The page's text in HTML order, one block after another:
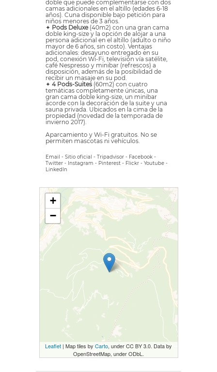
doble que puede complementarse con dos
camas adicionales en el altillo (edades 6-18
años). Cuna disponible bajo petición para
niños menores de 3 años.
✦ Pods Deluxe(40m2) con una gran cama
doble king-size y la opción de alojar a una
persona adicional en el altillo (adulto o niño
mayor de 6 años, sin costo). Ventajas
adicionales: desayuno entregado en su
pod, conexión Wi-Fi, televisión vía satélite,
café Nespresso y minibar (refrescos) a
disposición, además de la posibilidad de
recibir un masaje en su pod.
✦ 4 Pods-Suites (60m2) con cuatro
temáticas completamente únicas, una
gran cama doble king-size, un minibar
acorde con la decoración de la suite y una
sauna privada. Ubicados en la cima de la
propiedad (novedad de la temporada de
invierno 2017).
Aparcamiento y Wi-Fi gratuitos. No se
permiten mascotas ni vehículos.
Email - Sitio oficial - Tripadvisor - Facebook -
Twitter - Instagram - Pinterest - Flickr - Youtube -
LinkedIn
+
−
Leaflet | Map tiles by Carto, under CC BY 3.0. Data by
OpenStreetMap, under ODbL.